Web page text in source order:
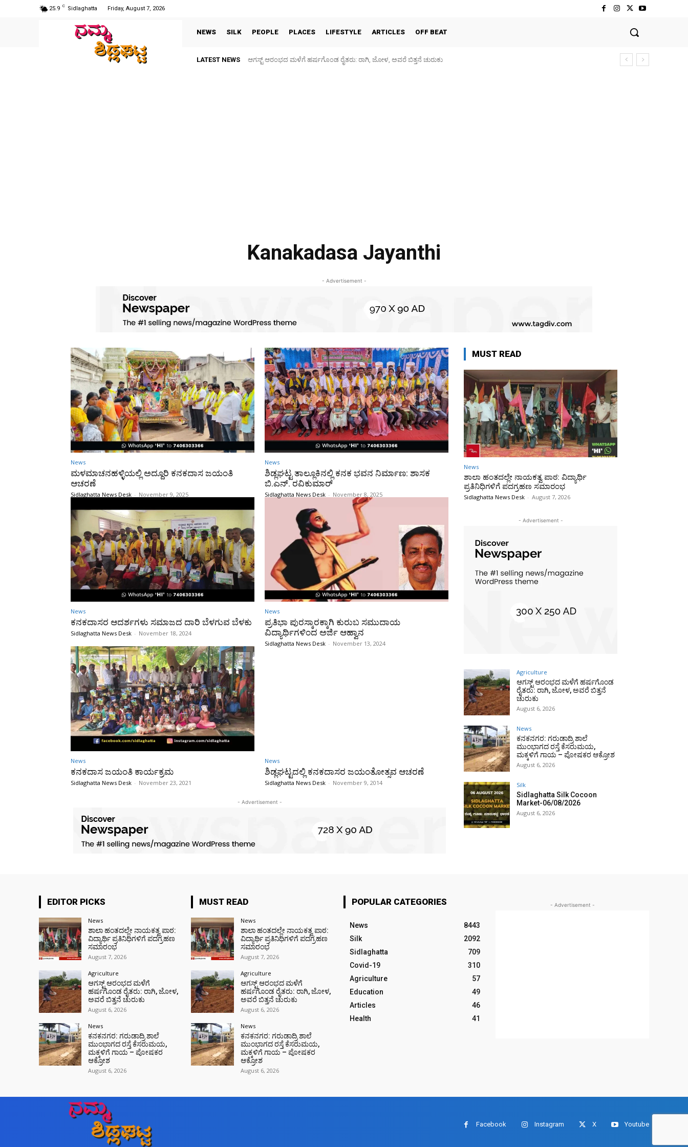
25.9 C Sidlaghatta Friday, August 7, 2026
NEWS SILK PEOPLE PLACES LIFESTYLE ARTICLES OFF BEAT
LATEST NEWS ಆಗಸ್ಟ್ ಆರಂಭದ ಮಳೆಗೆ ಹರ್ಷಗೊಂಡ ರೈತರು: ರಾಗಿ, ಜೋಳ, ಅವರೆ ಬಿತ್ತನೆ ಚುರುಕು
Kanakadasa Jayanthi
- Advertisement -
News
ಮಳಮಾಚನಹಳ್ಳಿಯಲ್ಲಿ ಅದ್ದೂರಿ ಕನಕದಾಸ ಜಯಂತಿ
ಆಚರಣೆ
Sidlaghatta News Desk - November 9, 2025
News
ಶಿಡ್ಲಘಟ್ಟ ತಾಲ್ಲೂಕಿನಲ್ಲಿ ಕನಕ ಭವನ ನಿರ್ಮಾಣ: ಶಾಸಕ
ಬಿ.ಎನ್. ರವಿಕುಮಾರ್
Sidlaghatta News Desk - November 8, 2025
News
ಕನಕದಾಸರ ಆದರ್ಶಗಳು ಸಮಾಜದ ದಾರಿ ಬೆಳಗುವ ಬೆಳಕು
Sidlaghatta News Desk - November 18, 2024
News
ಪ್ರತಿಭಾ ಪುರಸ್ಕಾರಕ್ಕಾಗಿ ಕುರುಬ ಸಮುದಾಯ
ವಿದ್ಯಾರ್ಥಿಗಳಿಂದ ಅರ್ಜಿ ಆಹ್ವಾನ
Sidlaghatta News Desk - November 13, 2024
News
ಕನಕದಾಸ ಜಯಂತಿ ಕಾರ್ಯಕ್ರಮ
Sidlaghatta News Desk - November 23, 2021
News
ಶಿಡ್ಲಘಟ್ಟದಲ್ಲಿ ಕನಕದಾಸರ ಜಯಂತೋತ್ಸವ ಆಚರಣೆ
Sidlaghatta News Desk - November 9, 2014
- Advertisement -
MUST READ
News
ಶಾಲಾ ಹಂತದಲ್ಲೇ ನಾಯಕತ್ವ ಪಾಠ: ವಿದ್ಯಾರ್ಥಿ
ಪ್ರತಿನಿಧಿಗಳಿಗೆ ಪದಗ್ರಹಣ ಸಮಾರಂಭ
Sidlaghatta News Desk - August 7, 2026
- Advertisement -
Agriculture
ಆಗಸ್ಟ್ ಆರಂಭದ ಮಳೆಗೆ ಹರ್ಷಗೊಂಡ
ರೈತರು: ರಾಗಿ, ಜೋಳ, ಅವರೆ ಬಿತ್ತನೆ
ಚುರುಕು
August 6, 2026
News
ಕನಕನಗರ: ಗರುಡಾದ್ರಿ ಶಾಲೆ
ಮುಂಭಾಗದ ರಸ್ತೆ ಕೆಸರುಮಯ,
ಮಕ್ಕಳಿಗೆ ಗಾಯ – ಪೋಷಕರ ಆಕ್ರೋಶ
August 6, 2026
Silk
Sidlaghatta Silk Cocoon
Market-06/08/2026
August 6, 2026
EDITOR PICKS
News
ಶಾಲಾ ಹಂತದಲ್ಲೇ ನಾಯಕತ್ವ ಪಾಠ:
ವಿದ್ಯಾರ್ಥಿ ಪ್ರತಿನಿಧಿಗಳಿಗೆ ಪದಗ್ರಹಣ
ಸಮಾರಂಭ
August 7, 2026
Agriculture
ಆಗಸ್ಟ್ ಆರಂಭದ ಮಳೆಗೆ
ಹರ್ಷಗೊಂಡ ರೈತರು: ರಾಗಿ, ಜೋಳ,
ಅವರೆ ಬಿತ್ತನೆ ಚುರುಕು
August 6, 2026
News
ಕನಕನಗರ: ಗರುಡಾದ್ರಿ ಶಾಲೆ
ಮುಂಭಾಗದ ರಸ್ತೆ ಕೆಸರುಮಯ,
ಮಕ್ಕಳಿಗೆ ಗಾಯ – ಪೋಷಕರ
ಆಕ್ರೋಶ
August 6, 2026
MUST READ
News
ಶಾಲಾ ಹಂತದಲ್ಲೇ ನಾಯಕತ್ವ ಪಾಠ:
ವಿದ್ಯಾರ್ಥಿ ಪ್ರತಿನಿಧಿಗಳಿಗೆ ಪದಗ್ರಹಣ
ಸಮಾರಂಭ
August 7, 2026
Agriculture
ಆಗಸ್ಟ್ ಆರಂಭದ ಮಳೆಗೆ
ಹರ್ಷಗೊಂಡ ರೈತರು: ರಾಗಿ, ಜೋಳ,
ಅವರೆ ಬಿತ್ತನೆ ಚುರುಕು
August 6, 2026
News
ಕನಕನಗರ: ಗರುಡಾದ್ರಿ ಶಾಲೆ
ಮುಂಭಾಗದ ರಸ್ತೆ ಕೆಸರುಮಯ,
ಮಕ್ಕಳಿಗೆ ಗಾಯ – ಪೋಷಕರ
ಆಕ್ರೋಶ
August 6, 2026
POPULAR CATEGORIES
News
8443
Silk
2092
Sidlaghatta
709
Covid-19
310
Agriculture
57
Education
49
Articles
46
Health
41
- Advertisement -
Facebook Instagram X Youtube